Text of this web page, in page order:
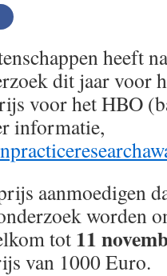
heeft
dit jaar voor
voor het HBO
informatie,
aanmoedigen
worden
tot 11
van 1000 Euro.